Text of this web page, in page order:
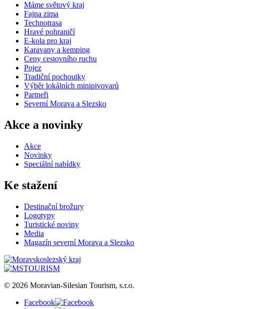
Máme světový kraj
Fajna zima
Technotrasa
Hravé pohraničí
E-kola pro kraj
Karavany a kemping
Ceny cestovního ruchu
Pojez
Tradiční pochoutky
Výběr lokálních minipivovarů
Partneři
Severní Morava a Slezsko
Akce a novinky
Akce
Novinky
Speciální nabídky
Ke stažení
Destinační brožury
Logotypy
Turistické noviny
Media
Magazín severní Morava a Slezsko
© 2026 Moravian-Silesian Tourism, s.r.o.
Facebook